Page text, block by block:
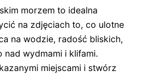
morzem to idealna
na zdjęciach to, co ulotne
na wodzie, radość bliskich,
nad wydmami i klifami.
miejscami i stwórz